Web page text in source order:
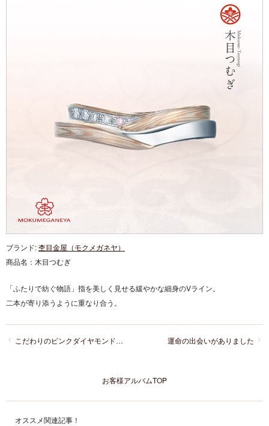
ブランド:杢目金屋（モクメガネヤ）
商品名： 木目つむぎ
「ふたりで紡ぐ物語」指を美しく見せる緩やかな細身のVライン。
二本が寄り添うように重なり合う。
運命の出会いがありました
こだわりのピンクダイヤモンドのアレンジがお気に入り！
お客様アルバムTOP
オススメ関連記事！